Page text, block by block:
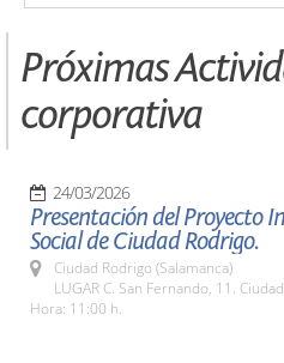
Próximas
corporativa
24/03/2026
Presentación del Proyecto
Social de Ciudad Rodrigo.
Ciudad Rodrigo (Salamanca)
LUGAR C. San Fernando, 11.
Hora: 11:00 h.